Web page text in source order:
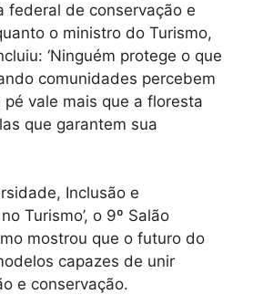
federal de conservação e
o ministro do Turismo,
‘Ninguém protege o que
comunidades percebem
vale mais que a floresta
que garantem sua
Inclusão e
Turismo’, o 9º Salão
mostrou que o futuro do
capazes de unir
e conservação.